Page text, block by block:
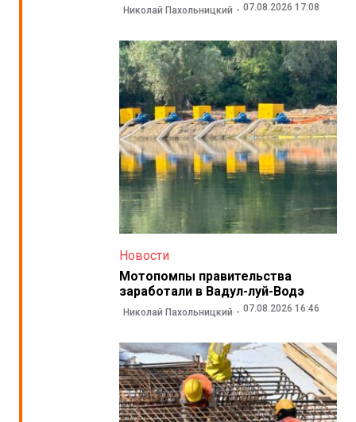
Николай Пахольницкий 07.08.2026 17:08
Новости
Мотопомпы правительства
заработали в Вадул-луй-Водэ
Николай Пахольницкий 07.08.2026 16:46